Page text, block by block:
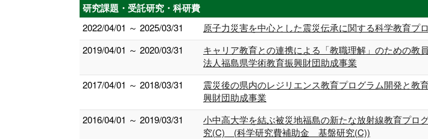
研究課題・受託研究・科研費
2022/04/01 ～ 2025/03/31
原子力災害を中心とした震災伝承に関する科学教育
2019/04/01 ～ 2020/03/31
キャリア教育との連携による「教職理解」のための教
法人福島県学術教育振興財団助成事業
2017/04/01 ～ 2018/03/31
震災後の県内のレジリエンス教育プログラム開発と教
興財団助成事業
2016/04/01 ～ 2019/03/31
小中高大学を結ぶ被災地福島の新たな放射線教育プ
究(C) (科学研究費補助金 基盤研究(C))